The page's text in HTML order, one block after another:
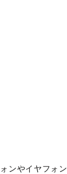
ンやイヤフォ